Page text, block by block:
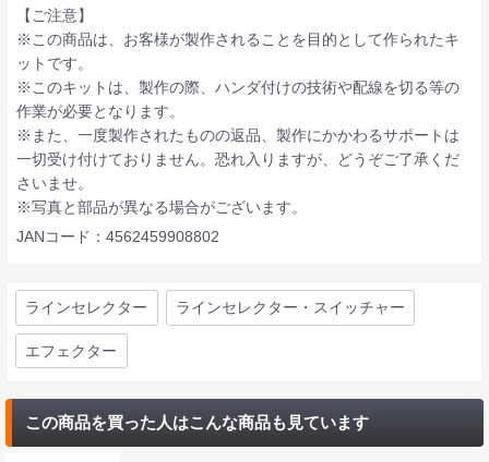
【ご注意】
※この商品は、お客様が製作されることを目的として作られたキ
ットです。
※このキットは、製作の際、ハンダ付けの技術や配線を切る等の
作業が必要となります。
※また、一度製作されたものの返品、製作にかかわるサポートは
一切受け付けておりません。恐れ入りますが、どうぞご了承くだ
さいませ。
※写真と部品が異なる場合がございます。
JANコード：4562459908802
ラインセレクター ラインセレクター・スイッチャー
エフェクター
この商品を買った人はこんな商品も見ています